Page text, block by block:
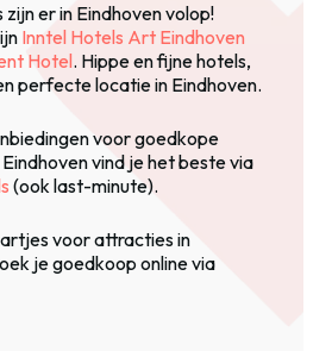
er in Eindhoven volop!
Inntel Hotels Art Eindhoven
Hotel. Hippe en fijne hotels,
perfecte locatie in Eindhoven.
voor goedkope
vind je het beste via
(ook last-minute).
voor attracties in
je goedkoop online via